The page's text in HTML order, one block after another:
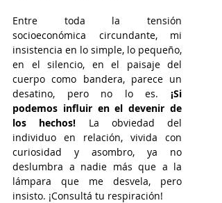
Entre toda la tensión
socioeconómica circundante, mi
insistencia en lo simple, lo pequeño,
en el silencio, en el paisaje del
cuerpo como bandera, parece un
desatino, pero no lo es. ¡Si
podemos influir en el devenir de
los hechos! La obviedad del
individuo en relación, vivida con
curiosidad y asombro, ya no
deslumbra a nadie más que a la
lámpara que me desvela, pero
insisto. ¡Consultá tu respiración!